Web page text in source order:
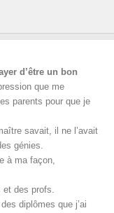
d’être un bon
que me
parents pour que je
savait, il ne l’avait
génies.
à ma façon,
et des profs.
diplômes que j’ai